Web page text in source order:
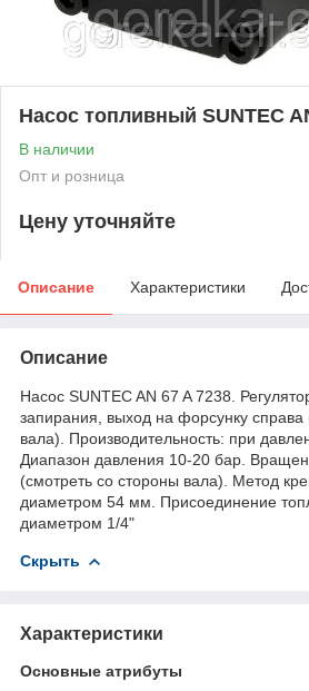
Насос топливный SUNTEC
В наличии
Опт и розница
Цену уточняйте
Описание Характеристики
Описание
Насос SUNTEC AN 67 A 7238.
запирания, выход на форсунку справа
вала). Производительность: при
Диапазон давления 10-20 бар.
(смотреть со стороны вала). Метод
диаметром 54 мм. Присоединение
диаметром 1/4"
Скрыть
Характеристики
Основные атрибуты